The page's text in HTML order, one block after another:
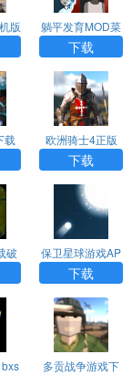
版
躺平发育MOD菜
单版（猛鬼宿
舍）
下载
载 欧洲骑士4正版
下载
破
保卫星球游戏AP
P下载
下载
多贡战争游戏下